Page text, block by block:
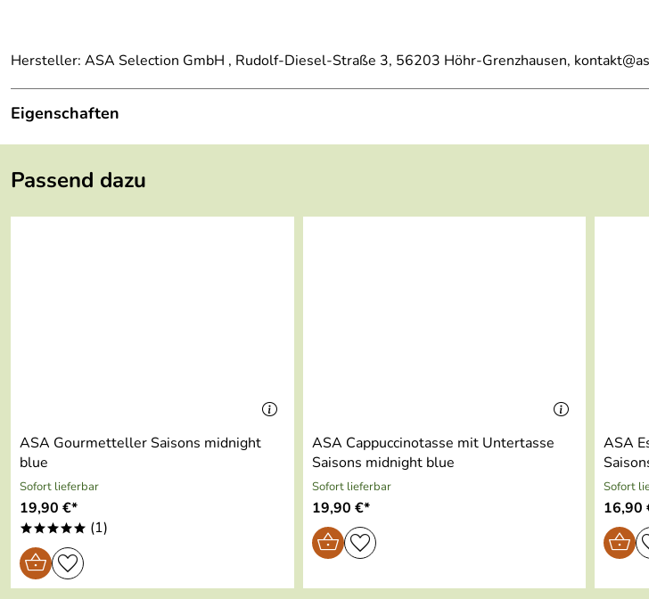
Hersteller: ASA Selection GmbH , Rudolf-Diesel-Straße 3, 56203 Höhr-Grenzhausen,
Eigenschaften
Material:
Spülmaschinengeeignet:
Passend dazu
ASA Gourmetteller Saisons midnight
blue
Sofort lieferbar
19,90 €*
***** (1)
ASA Cappuccinotasse mit Untertasse
Saisons midnight blue
Sofort lieferbar
19,90 €*
ASA
Sofort
16,90